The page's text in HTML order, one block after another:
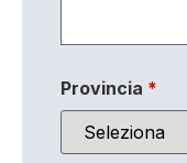
Provincia *